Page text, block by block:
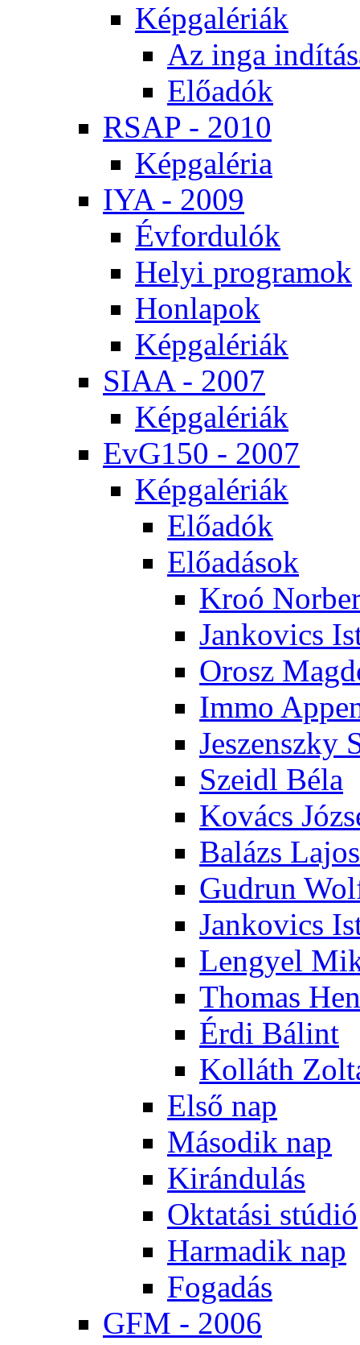
Kép­ga­lé­ri­ák
Az in­ga
Elő­adók
RSAP - 2010
Kép­ga­lé­ria
IYA - 2009
Év­for­du­lók
He­lyi prog­ra­mok
Hon­la­pok
Kép­ga­lé­ri­ák
SI­AA - 2007
Kép­ga­lé­ri­ák
EvG150 - 2007
Kép­ga­lé­ri­ák
Elő­adók
Elő­adá­sok
Kroó
Jan­ko­vics
Orosz
Im­mo
Je­szensz­ky
Szeidl Bé­la
Ko­vács
Ba­lázs La­jos
Gud­run
Jan­ko­vics
Len­gyel
Tho­mas
Ér­di Bá­lint
Kol­láth
El­ső nap
Má­so­dik nap
Ki­rán­du­lás
Ok­ta­tá­si stú­dió
Har­ma­dik nap
Fo­ga­dás
GFM - 2006